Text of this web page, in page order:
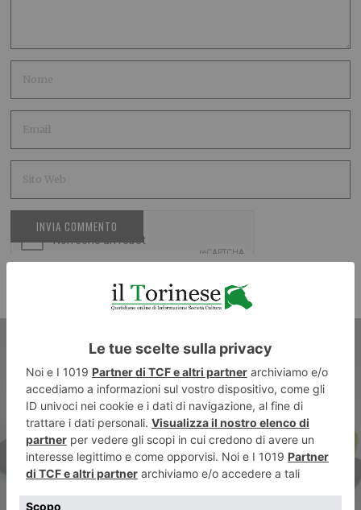
ARTICOLO PRECEDENTE
Festival della Salsiccia di Bra,
delizie ed eventi